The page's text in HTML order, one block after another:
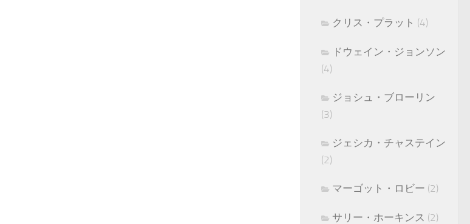
クリス・プラット (4)
ドウェイン・ジョンソン
(4)
ジョシュ・ブローリン
(3)
ジェシカ・チャステイン
(2)
マーゴット・ロビー (2)
サリー・ホーキンス (2)